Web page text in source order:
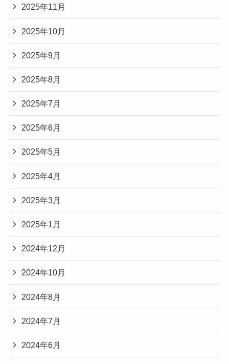
2025年11月
2025年10月
2025年9月
2025年8月
2025年7月
2025年6月
2025年5月
2025年4月
2025年3月
2025年1月
2024年12月
2024年10月
2024年8月
2024年7月
2024年6月